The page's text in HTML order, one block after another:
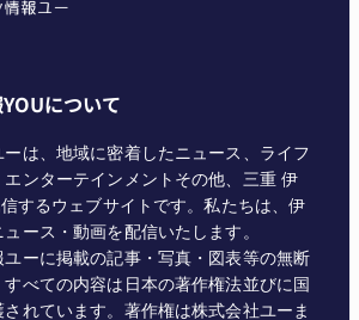
について
は、地域に密着したニュース、ライフ
エンターテインメントその他、三重 伊
するウェブサイトです。私たちは、伊
ース・動画を配信いたします。
ーに掲載の記事・写真・図表等の無断
べての内容は日本の著作権法並びに国
れています。著作権は株式会社ユーま